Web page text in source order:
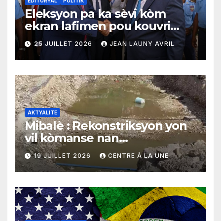
Eleksyon pa ka sèvi kòm
ekran lafimen pou kouvri
echèk tranzisyon an
25 JUILLET 2026 JEAN LAUNY AVRIL
AKTYALITE
Mibalè : Rekonstriksyon yon
vil kòmanse nan
rekonstriksyon lespri moun
yo
19 JUILLET 2026 CENTRE À LA UNE